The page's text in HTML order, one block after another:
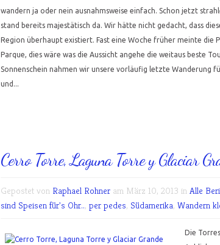
wandern ja oder nein ausnahmsweise einfach. Schon jetzt
stand bereits majestätisch da. Wir hätte nicht gedacht, dass
Region überhaupt existiert. Fast eine Woche früher meinte die
Parque, dies wäre was die Aussicht angehe die weitaus beste
Sonnenschein nahmen wir unsere vorläufig letzte Wanderung
und...
Cerro Torre, Laguna Torre y Glaciar
Gepostet von Raphael Rohner am März 10, 2013 in Alle
sind Speisen für's Ohr.., per pedes, Südamerika, Wandern
Die